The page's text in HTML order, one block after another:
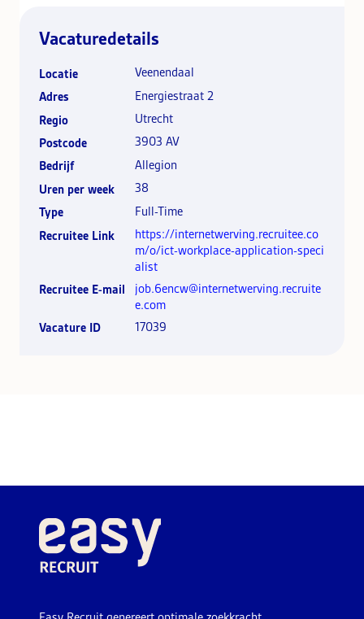
Vacaturedetails
Locatie
Veenendaal
Adres
Energiestraat 2
Regio
Utrecht
Postcode
3903 AV
Bedrijf
Allegion
Uren per week
38
Type
Full-Time
Recruitee Link
https://internetwerving.recruitee.co
m/o/ict-workplace-application-speci
alist
Recruitee E-mail
job.6encw@internetwerving.recruite
e.com
Vacature ID
17039